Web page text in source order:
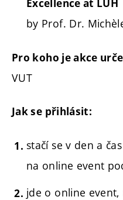
Excellence at LUH
by Prof. Dr.
Pro koho je akce
VUT
Jak se přihlásit:
stačí se v den a
na online event
jde o online